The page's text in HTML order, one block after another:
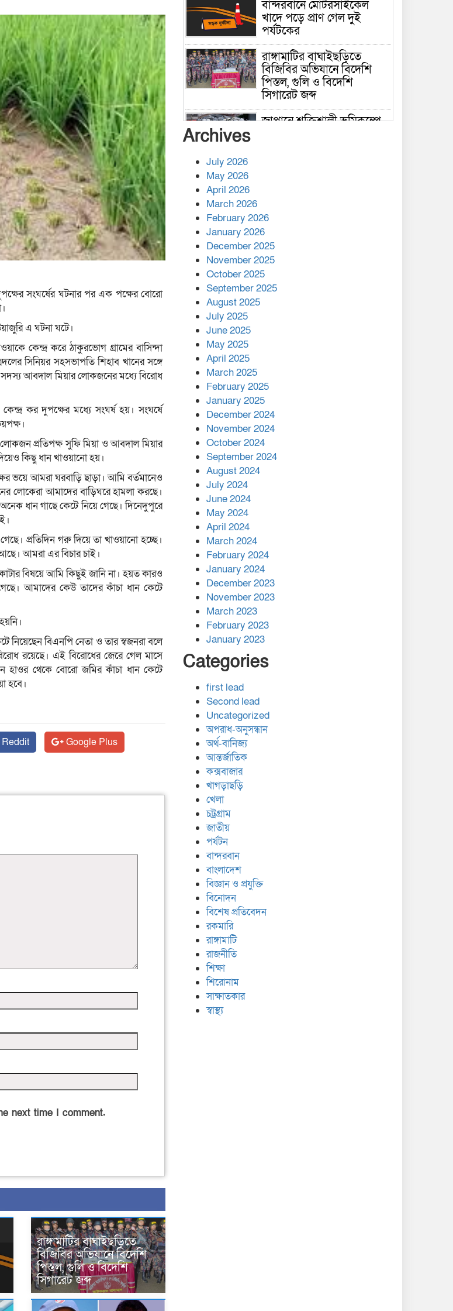
দুপক্ষের সংঘর্ষের ঘটনার পর এক পক্ষের বোরো
এ ঘটনা ঘটে।
কেন্দ্র করে ঠাকুরভোগ গ্রামের বাসিন্দা
সিনিয়র সহসভাপতি শিহাব খানের সঙ্গে
আবদাল মিয়ার লোকজনের মধ্যে বিরোধ
কর দুপক্ষের মধ্যে সংঘর্ষ হয়। সংঘর্ষে
লোকজন প্রতিপক্ষ সুফি মিয়া ও আবদাল মিয়ার
কিছু ধান খাওয়ানো হয়।
ভয়ে আমরা ঘরবাড়ি ছাড়া। আমি বর্তমানেও
লোকেরা আমাদের বাড়িঘরে হামলা করছে।
ধান গাছে কেটে নিয়ে গেছে। দিনেদুপুরে
প্রতিদিন গরু দিয়ে তা খাওয়ানো হচ্ছে।
আমরা এর বিচার চাই।
বিষয়ে আমি কিছুই জানি না। হয়ত কারও
আমাদের কেউ তাদের কাঁচা ধান কেটে
নিয়েছেন বিএনপি নেতা ও তার স্বজনরা বলে
রয়েছে। এই বিরোধের জেরে গেল মাসে
হাওর থেকে বোরো জমির কাঁচা ধান কেটে
হবে।
Reddit
Google Plus
next time I comment.
রাঙ্গামাটির বাঘাইছড়িতে
বিজিবির অভিযানে বিদেশি
পিস্তল, গুলি ও বিদেশি
সিগারেট জব্দ
বান্দরবানে মোটরসাইকেল
খাদে পড়ে প্রাণ গেল দুই
পর্যটকের
রাঙ্গামাটির বাঘাইছড়িতে
বিজিবির অভিযানে বিদেশি
পিস্তল, গুলি ও বিদেশি
সিগারেট জব্দ
জাপানে শক্তিশালী ভূমিকম্পে
কাপ্তাই প্রেস ক্লাবের সভাপতি
মাহফুজ, সম্পাদক রিপন মারমা
নির্বাচিত
মালয়েশিয়ার প্রধানমন্ত্রীকে চিঠি
দেয়ার পর ফোন তারেক
রহমানের,গ্যাস সঙ্কট
মোকাবিলায় সহায়তার আশ্বাস
এক বিলিয়ন ডলার বিনিয়োগ
হবে আনোয়ারায়
বান্দরবানে বন্যায় ক্ষতিগ্রস্তদের
মাঝে সহায়তা দিলেন সাচিং প্রু
জেরী
Archives
July 2026
May 2026
April 2026
March 2026
February 2026
January 2026
December 2025
November 2025
October 2025
September 2025
August 2025
July 2025
June 2025
May 2025
April 2025
March 2025
February 2025
January 2025
December 2024
November 2024
October 2024
September 2024
August 2024
July 2024
June 2024
May 2024
April 2024
March 2024
February 2024
January 2024
December 2023
November 2023
March 2023
February 2023
January 2023
Categories
first lead
Second lead
Uncategorized
অপরাধ-অনুসন্ধান
অর্থ-বানিজ্য
আন্তর্জাতিক
কক্সবাজার
খাগড়াছড়ি
খেলা
চট্রগ্রাম
জাতীয়
পর্যটন
বান্দরবান
বাংলাদেশ
বিজ্ঞান ও প্রযুক্তি
বিনোদন
বিশেষ প্রতিবেদন
রকমারি
রাঙ্গামাটি
রাজনীতি
শিক্ষা
শিরোনাম
সাক্ষাতকার
স্বাস্থ্য